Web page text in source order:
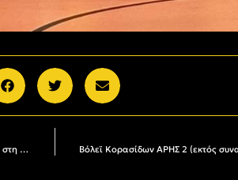
Βόλεϊ Κορασίδων: Ο ΑΡΗΣ νίκησε 0-3 τον Έσπερο Θέρμης και προκρίθηκε στη Γ΄Φάση με δύο νίκες